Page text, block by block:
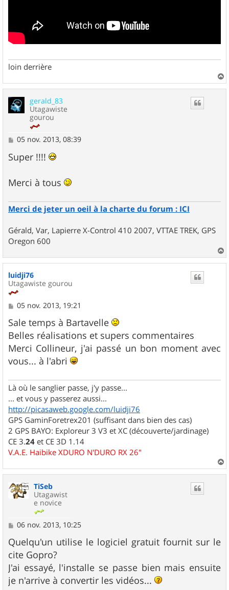
loin derrière
a
gerald_83
Utagawiste
gourou
M
s
s
g
e
05 nov. 2013, 08:39
Super !!!!
Merci à tous
Merci de jeter un oeil à la charte du forum : ICI
Gérald, Var, Lapierre X-Control 410 2007, VTTAE TREK, GPS
Oregon 600
a
luidji76
Utagawiste gourou
M
s
s
a
g
e
05 nov. 2013, 19:21
Sale temps à Bartavelle
Belles réalisations et supers commentaires
Merci Collineur, j'ai passé un bon moment avec
vous... à l'abri
Là où le sanglier passe, j'y passe...
... et vous y passerez aussi...
http://picasaweb.google.com/luidji76
GPS GaminForetrex201 (suffisant dans bien des cas)
2 GPS BAYO: Exploreur 3 V3 et XC (découverte/jardinage)
CE 3.24 et CE 3D 1.14
V.A.E. Haibike XDURO N'DURO RX 26"
a
TiSeb
Utagawist
e novice
M
s
s
a
g
e
06 nov. 2013, 10:25
Quelqu'un utilise le logiciel gratuit fournit sur le
cite Gopro?
J'ai essayé, l'installe se passe bien mais ensuite
je n'arrive à convertir les vidéos...